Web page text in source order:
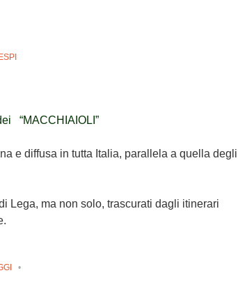
“MACCHIAIOLI”
e diffusa in tutta Italia, parallela a quella degli
Lega, ma non solo, trascurati dagli itinerari
•